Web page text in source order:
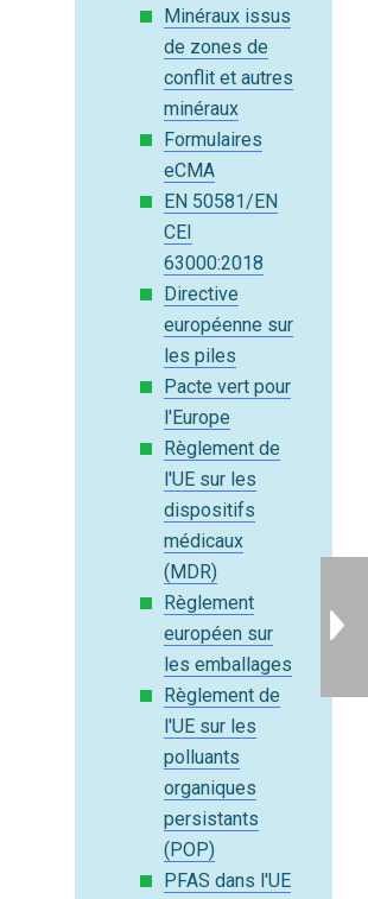
Minéraux issus
de zones de
conflit et autres
minéraux
Formulaires
eCMA
EN 50581/EN
CEI
63000:2018
Directive
européenne sur
les piles
Pacte vert pour
l'Europe
Règlement de
l'UE sur les
dispositifs
médicaux
(MDR)
Règlement
européen sur
les emballages
Règlement de
l'UE sur les
polluants
organiques
persistants
(POP)
PFAS dans l'UE